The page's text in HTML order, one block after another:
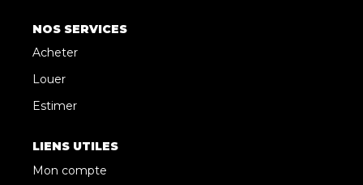
NOS SERVICES
Acheter
Louer
Estimer
LIENS UTILES
Mon compte